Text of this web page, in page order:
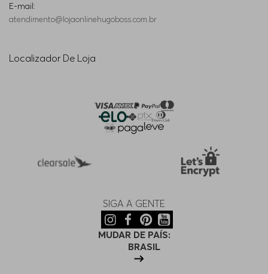
E-mail:
atendimento@lojaonlinehugoboss.com.br
Localizador De Loja
SIGA A GENTE
MUDAR DE PAÍS:
BRASIL